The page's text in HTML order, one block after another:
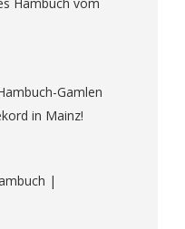
Gamlen
in Mainz!
|